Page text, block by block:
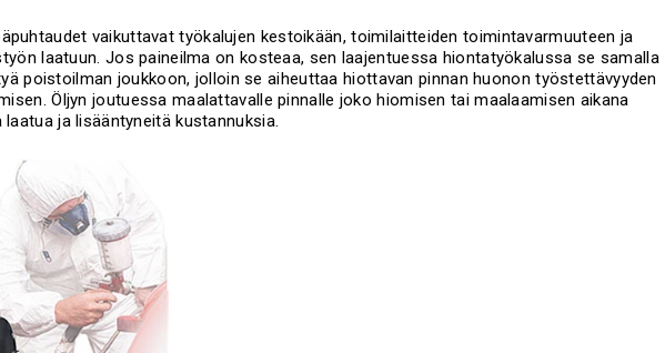
vaikuttavat työkalujen kestoikään, toimilaitteiden toimintavarmuuteen ja
laatuun. Jos paineilma on kosteaa, sen laajentuessa hiontatyökalussa se samalla
poistoilman joukkoon, jolloin se aiheuttaa hiottavan pinnan huonon työstettävyyden
Öljyn joutuessa maalattavalle pinnalle joko hiomisen tai maalaamisen aikana
ja lisääntyneitä kustannuksia.